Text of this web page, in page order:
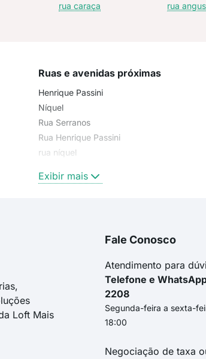
rua caraça rua
Ruas e avenidas próximas
Henrique Passini
Níquel
Rua Serranos
Rua Henrique Passini
rua níquel
Rua Caraça
Exibir mais
Loft Mais
Fale Conosco
Atendimento para
Telefone e
2208
Segunda-feira a sexta-
18:00
Negociação de taxa